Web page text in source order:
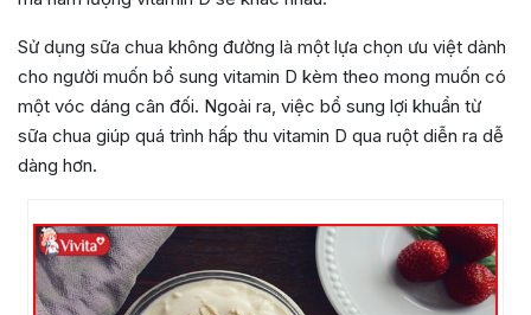
Sử dụng sữa chua không đường là một lựa chọn ưu việt dành
cho người muốn bổ sung vitamin D kèm theo mong muốn có
một vóc dáng cân đối. Ngoài ra, việc bổ sung lợi khuẩn từ
sữa chua giúp quá trình hấp thu vitamin D qua ruột diễn ra dễ
dàng hơn.